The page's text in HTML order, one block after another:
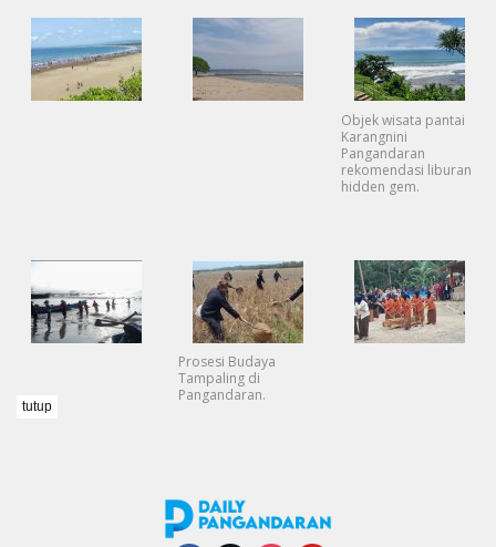
Objek wisata pantai
Karangnini
Pangandaran
rekomendasi liburan
hidden gem.
Prosesi Budaya
Tampaling di
Pangandaran.
tutup